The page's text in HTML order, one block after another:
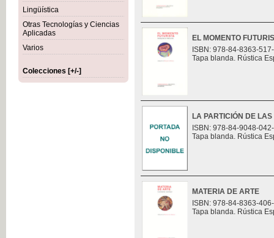
Lingüística
Otras Tecnologías y Ciencias
Aplicadas
Varios
Colecciones [+/-]
EL MOMENTO
ISBN: 978-84-8363-
Tapa blanda. Rústica
LA PARTICIÓN DE
ISBN: 978-84-9048-
Tapa blanda. Rústica
MATERIA DE ARTE
ISBN: 978-84-8363-
Tapa blanda. Rústica